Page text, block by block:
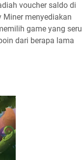
voucher saldo di
Miner menyediakan
game yang seru
dari berapa lama